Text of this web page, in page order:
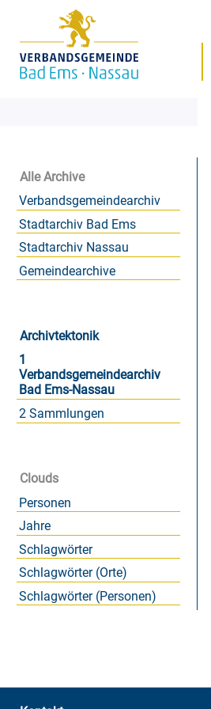
Alle Archive
Verbandsgemeindearchiv
Stadtarchiv Bad Ems
Stadtarchiv Nassau
Gemeindearchive
Archivtektonik
1
Verbandsgemeindearchiv
Bad Ems-Nassau
2 Sammlungen
Clouds
Personen
Jahre
Schlagwörter
Schlagwörter (Orte)
Schlagwörter (Personen)